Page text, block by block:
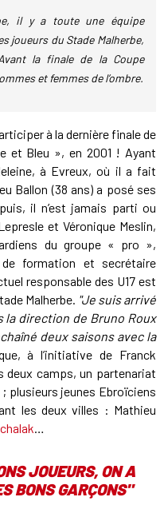
il y a toute une équipe
joueurs du Stade Malherbe,
la finale de la Coupe
et femmes de l’ombre.
à la dernière finale de
et Bleu », en 2001 ! Ayant
à Evreux, où il a fait
Ballon (38 ans) a posé ses
il n’est jamais parti ou
et Véronique Meslin,
du groupe « pro »,
formation et secrétaire
responsable des U17 est
Malherbe. "Je suis arrivé
la direction de Bruno Roux
deux saisons avec la
à l’initiative de Franck
deux camps, un partenariat
plusieurs jeunes Ebroïciens
les deux villes : Mathieu
…
JOUEURS, ON A
BONS GARÇONS"